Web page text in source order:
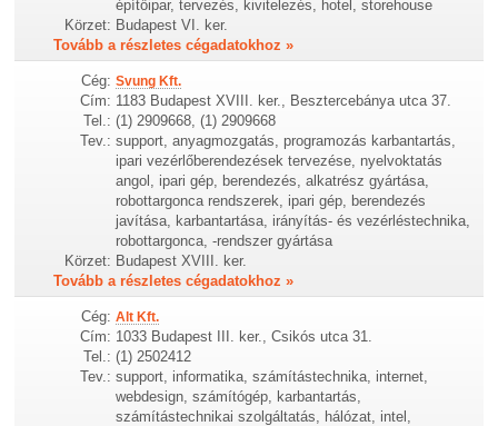
építőipar, tervezés, kivitelezés, hotel, storehouse
Körzet: Budapest VI. ker.
Tovább a részletes cégadatokhoz »
Cég: Svung Kft.
Cím: 1183 Budapest XVIII. ker., Besztercebánya utca 37.
Tel.: (1) 2909668, (1) 2909668
Tev.: support, anyagmozgatás, programozás karbantartás,
ipari vezérlőberendezések tervezése, nyelvoktatás
angol, ipari gép, berendezés, alkatrész gyártása,
robottargonca rendszerek, ipari gép, berendezés
javítása, karbantartása, irányítás- és vezérléstechnika,
robottargonca, -rendszer gyártása
Körzet: Budapest XVIII. ker.
Tovább a részletes cégadatokhoz »
Cég: Alt Kft.
Cím: 1033 Budapest III. ker., Csikós utca 31.
Tel.: (1) 2502412
Tev.: support, informatika, számítástechnika, internet,
webdesign, számítógép, karbantartás,
számítástechnikai szolgáltatás, hálózat, intel,